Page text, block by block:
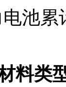
池
料类